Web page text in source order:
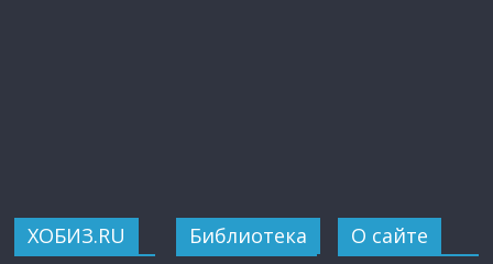
ХОБИЗ.RU Библиотека О сайте